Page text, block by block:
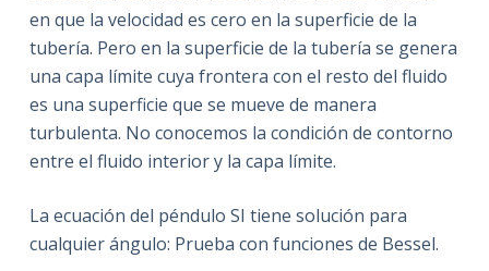
en que la velocidad es cero en la superficie de la
tubería. Pero en la superficie de la tubería se genera
una capa límite cuya frontera con el resto del fluido
es una superficie que se mueve de manera
turbulenta. No conocemos la condición de contorno
entre el fluido interior y la capa límite.
La ecuación del péndulo SI tiene solución para
cualquier ángulo: Prueba con funciones de Bessel.